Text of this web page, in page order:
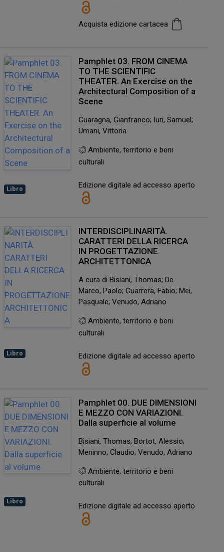
Acquista edizione cartacea
Libro
Pamphlet 03. FROM CINEMA
TO THE SCIENTIFIC
THEATER. An Exercise on the
Architectural Composition of a
Scene
Guaragna, Gianfranco; Iuri, Samuel;
Umani, Vittoria
Ambiente, territorio e beni
culturali
Edizione digitale ad accesso aperto
Libro
INTERDISCIPLINARITÀ.
CARATTERI DELLA RICERCA
IN PROGETTAZIONE
ARCHITETTONICA
A cura di Bisiani, Thomas; De
Marco, Paolo; Guarrera, Fabio; Mei,
Pasquale; Venudo, Adriano
Ambiente, territorio e beni
culturali
Edizione digitale ad accesso aperto
Libro
Pamphlet 00. DUE DIMENSIONI
E MEZZO CON VARIAZIONI.
Dalla superficie al volume
Bisiani, Thomas; Bortot, Alessio;
Meninno, Claudio; Venudo, Adriano
Ambiente, territorio e beni
culturali
Edizione digitale ad accesso aperto